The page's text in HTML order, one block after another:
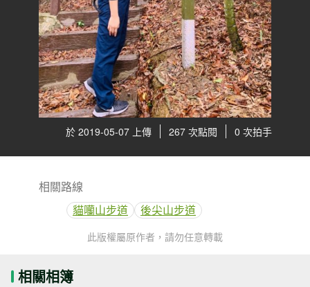
於 2019-05-07 上傳 267 次點閱 0 次拍手
相關路線
貓囒山步道
後尖山步道
此版權屬原作者，請勿任意轉載
相關相簿